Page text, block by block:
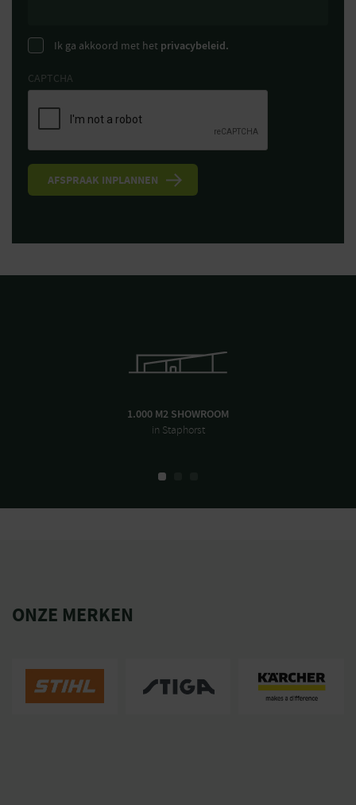
Ik ga akkoord met het privacybeleid.
CAPTCHA
1.000 M2 SHOWROOM
in Staphorst
ONZE MERKEN